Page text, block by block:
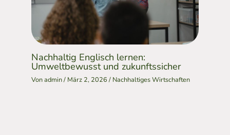
Nachhaltig Englisch lernen:
Umweltbewusst und zukunftssicher
Vonadmin/ März 2, 2026/ Nachhaltiges Wirtschaften